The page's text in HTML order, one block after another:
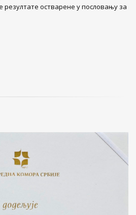
резултате остварене у пословању за